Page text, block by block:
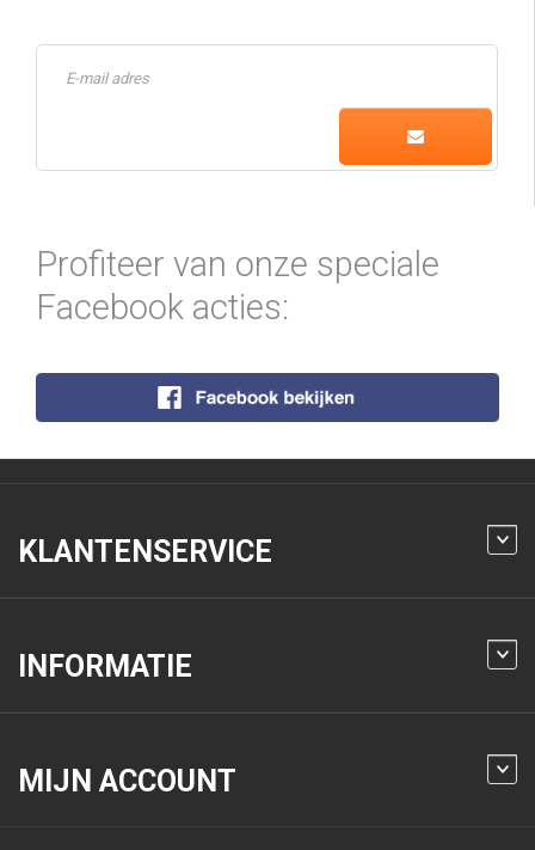
Profiteer van onze speciale
Facebook acties:
KLANTENSERVICE
INFORMATIE
MIJN ACCOUNT